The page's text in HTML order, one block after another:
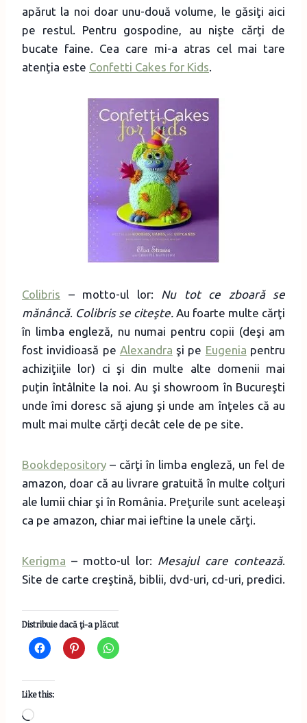
apărut la noi doar unu-două volume, le găsiţi aici
pe restul. Pentru gospodine, au nişte cărţi de
bucate faine. Cea care mi-a atras cel mai tare
atenţia este Confetti Cakes for Kids
Colibris – motto-ul lor:
Nu tot ce zboară se
mănâncă. Colibris se citeşte. Au foarte multe cărţi
în limba engleză, nu numai pentru copii (deşi am
fost invidioasă pe Alexandra şi pe Eugenia pentru
achiziţiile lor) ci şi din multe alte domenii mai
puţin întâlnite la noi. Au şi showroom în Bucureşti
unde îmi doresc să ajung şi unde am înţeles că au
mult mai multe cărţi decât cele de pe site.
Bookdepository – cărţi în limba engleză, un fel de
amazon, doar că au livrare gratuită în multe colţuri
ale lumii chiar şi în România. Preţurile sunt aceleaşi
ca pe amazon, chiar mai ieftine la unele cărţi.
Kerigma – motto-ul lor: Mesajul care contează.
Site de carte creştină, biblii, dvd-uri, cd-uri, predici.
Distribuie dacă ţi-a plăcut
Like this:
L